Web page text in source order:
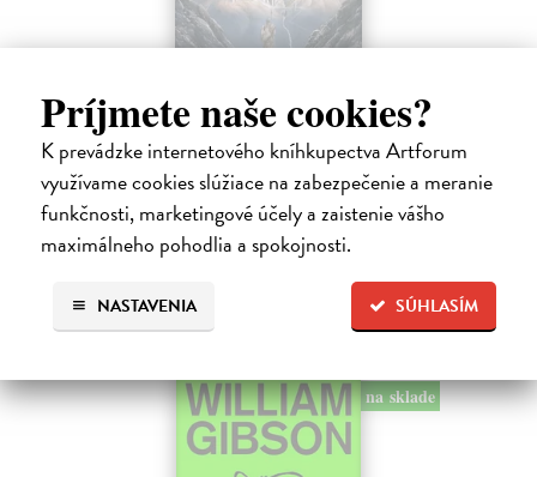
Príjmete naše cookies?
K prevádzke internetového kníhkupectva Artforum
využívame cookies slúžiace na zabezpečenie a meranie
funkčnosti, marketingové účely a zaistenie vášho
maximálneho pohodlia a spokojnosti.
SÚHLASÍM
NASTAVENIA
Pád Gondolinu
Tolkien J.R.R.
| Kniha
Legenda o páde Gondolinu hovorí o boji dvoch najväčších mocností
sveta. Zlo predstavuje Morgoth, najhorší zo všetkých, vodca
obrovských armád, ktoré riadi zo svojej železnej pevnosti.
Na sklade
19,95 € ?
na sklade